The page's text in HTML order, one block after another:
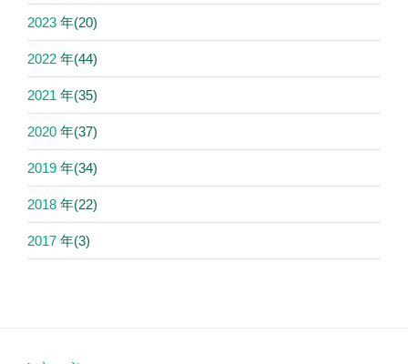
2023 年(20)
2022 年(44)
2021 年(35)
2020 年(37)
2019 年(34)
2018 年(22)
2017 年(3)